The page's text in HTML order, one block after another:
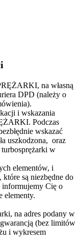
na własną
DPD (należy o
i wskazania
Podczas
wskazać
uszkodzona, oraz
w
elementów, i
są niezbędne do
informujemy Cię o
elementy.
na adres podany w
(bez limitów
i wykresem